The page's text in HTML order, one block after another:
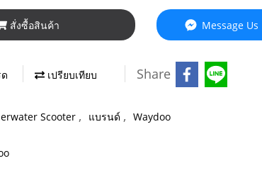
สั่งซื้อสินค้า Message Us
เปรียบเทียบ Share
Scooter , แบรนด์ , Waydoo